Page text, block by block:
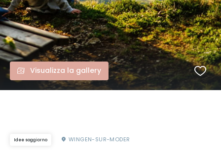
Visualizza la gallery
Idee soggiorno WINGEN-SUR-MODER